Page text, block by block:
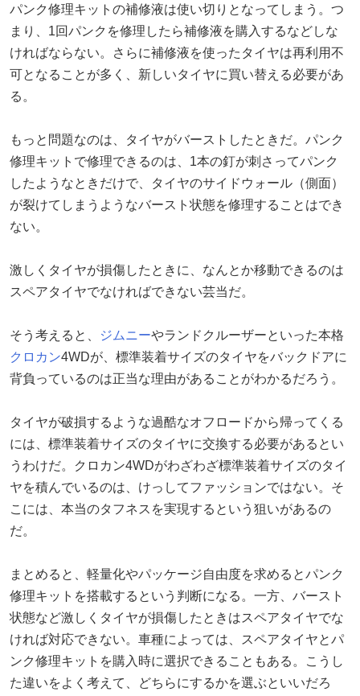
パンク修理キットの補修液は使い切りとなってしまう。つ
まり、1回パンクを修理したら補修液を購入するなどしな
ければならない。さらに補修液を使ったタイヤは再利用不
可となることが多く、新しいタイヤに買い替える必要があ
る。
もっと問題なのは、タイヤがバーストしたときだ。パンク
修理キットで修理できるのは、1本の釘が刺さってパンク
したようなときだけで、タイヤのサイドウォール（側面）
が裂けてしまうようなバースト状態を修理することはでき
ない。
激しくタイヤが損傷したときに、なんとか移動できるのは
スペアタイヤでなければできない芸当だ。
そう考えると、 ジムニーやランドクルーザーといった本格
クロカン4WDが、標準装着サイズのタイヤをバックドアに
背負っているのは正当な理由があることがわかるだろう。
タイヤが破損するような過酷なオフロードから帰ってくる
には、標準装着サイズのタイヤに交換する必要があるとい
うわけだ。クロカン4WDがわざわざ標準装着サイズのタイ
ヤを積んでいるのは、けっしてファッションではない。そ
こには、本当のタフネスを実現するという狙いがあるの
だ。
まとめると、軽量化やパッケージ自由度を求めるとパンク
修理キットを搭載するという判断になる。一方、バースト
状態など激しくタイヤが損傷したときはスペアタイヤでな
ければ対応できない。車種によっては、スペアタイヤとパ
ンク修理キットを購入時に選択できることもある。こうし
た違いをよく考えて、どちらにするかを選ぶといいだろ